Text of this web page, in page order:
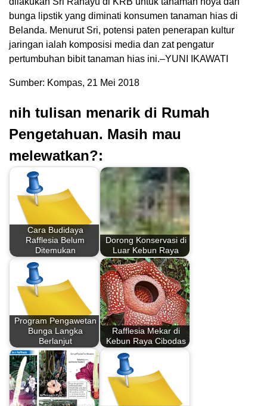
bunga lipstik yang diminati konsumen tanaman hias di
Belanda. Menurut Sri, potensi paten penerapan kultur
jaringan ialah komposisi media dan zat pengatur
pertumbuhan bibit tanaman hias ini.–YUNI IKAWATI
Sumber: Kompas, 21 Mei 2018
nih tulisan menarik di Rumah
Pengetahuan. Masih mau
melewatkan?:
Cara Budidaya
Rafflesia Belum
Ditemukan
Dorong Konservasi di
Luar Kebun Raya
Program Pengawetan
Bunga Langka
Berlanjut
Rafflesia Mekar di
Kebun Raya Cibodas